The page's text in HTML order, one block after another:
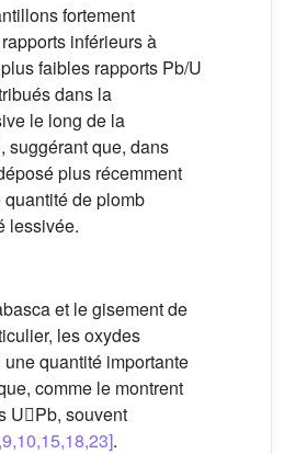
fortement
inférieurs à
faibles rapports Pb/U
dans la
le long de la
suggérant que, dans
plus récemment
de plomb
lessivée.
et le gisement de
les oxydes
quantité importante
comme le montrent
UPb, souvent
.